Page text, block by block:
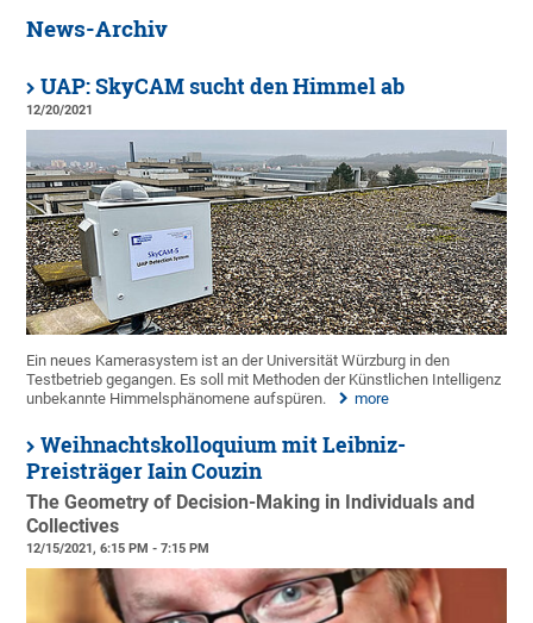
News-Archiv
UAP: SkyCAM sucht den Himmel ab
12/20/2021
Ein neues Kamerasystem ist an der Universität Würzburg in den
Testbetrieb gegangen. Es soll mit Methoden der Künstlichen Intelligenz
unbekannte Himmelsphänomene aufspüren.
more
Weihnachtskolloquium mit Leibniz-
Preisträger Iain Couzin
The Geometry of Decision-Making in Individuals and
Collectives
12/15/2021, 6:15 PM - 7:15 PM